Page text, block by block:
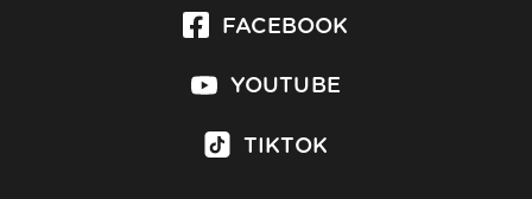
FACEBOOK
YOUTUBE
TIKTOK